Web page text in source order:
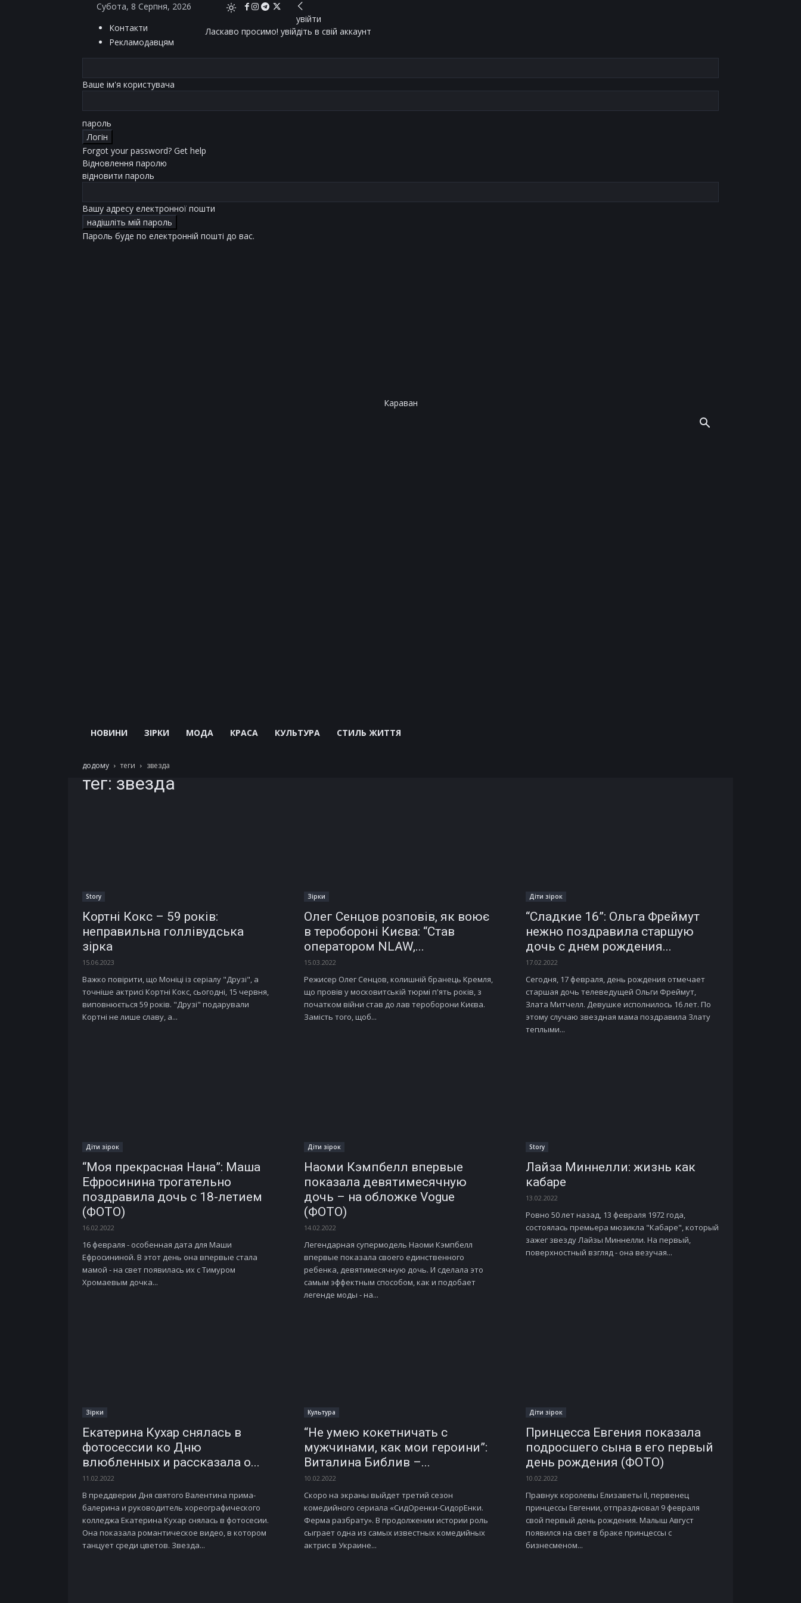
Субота, 8 Серпня, 2026
Контакти
Рекламодавцям
увійти
Ласкаво просимо! увійдіть в свій аккаунт
Ваше ім'я користувача
пароль
Forgot your password? Get help
Відновлення паролю
відновити пароль
Вашу адресу електронної пошти
Пароль буде по електронній пошті до вас.
Караван
НОВИНИ ЗІРКИ МОДА КРАСА КУЛЬТУРА СТИЛЬ ЖИТТЯ
додому теги звезда
тег: звезда
Story
Кортні Кокс – 59 років:
неправильна голлівудська
зірка
15.06.2023
Важко повірити, що Моніці із серіалу "Друзі", а
точніше актрисі Кортні Кокс, сьогодні, 15 червня,
виповнюється 59 років. "Друзі" подарували
Кортні не лише славу, а...
Зірки
Олег Сенцов розповів, як воює
в теробороні Києва: “Став
оператором NLAW,...
15.03.2022
Режисер Олег Сенцов, колишній бранець Кремля,
що провів у московитській тюрмі п'ять років, з
початком війни став до лав тероборони Києва.
Замість того, щоб...
Діти зірок
“Сладкие 16”: Ольга Фреймут
нежно поздравила старшую
дочь с днем рождения...
17.02.2022
Сегодня, 17 февраля, день рождения отмечает
старшая дочь телеведущей Ольги Фреймут,
Злата Митчелл. Девушке исполнилось 16 лет. По
этому случаю звездная мама поздравила Злату
теплыми...
Діти зірок
“Моя прекрасная Нана”: Маша
Ефросинина трогательно
поздравила дочь с 18-летием
(ФОТО)
16.02.2022
16 февраля - особенная дата для Маши
Ефросининой. В этот день она впервые стала
мамой - на свет появилась их с Тимуром
Хромаевым дочка...
Діти зірок
Наоми Кэмпбелл впервые
показала девятимесячную
дочь – на обложке Vogue
(ФОТО)
14.02.2022
Легендарная супермодель Наоми Кэмпбелл
впервые показала своего единственного
ребенка, девятимесячную дочь. И сделала это
самым эффектным способом, как и подобает
легенде моды - на...
Story
Лайза Миннелли: жизнь как
кабаре
13.02.2022
Ровно 50 лет назад, 13 февраля 1972 года,
состоялась премьера мюзикла "Кабаре", который
зажег звезду Лайзы Миннелли. На первый,
поверхностный взгляд - она везучая...
Зірки
Екатерина Кухар снялась в
фотосессии ко Дню
влюбленных и рассказала о...
11.02.2022
В преддверии Дня святого Валентина прима-
балерина и руководитель хореографического
колледжа Екатерина Кухар снялась в фотосесии.
Она показала романтическое видео, в котором
танцует среди цветов. Звезда...
Культура
“Не умею кокетничать с
мужчинами, как мои героини”:
Виталина Библив –...
10.02.2022
Скоро на экраны выйдет третий сезон
комедийного сериала «СидОренки-СидорЕнки.
Ферма разбрату». В продолжении истории роль
сыграет одна из самых известных комедийных
актрис в Украине...
Діти зірок
Принцесса Евгения показала
подросшего сына в его первый
день рождения (ФОТО)
10.02.2022
Правнук королевы Елизаветы II, первенец
принцессы Евгении, отпраздновал 9 февраля
свой первый день рождения. Малыш Август
появился на свет в браке принцессы с
бизнесменом...